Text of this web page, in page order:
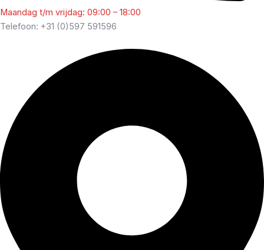
Maandag t/m vrijdag: 09:00 – 18:00
Telefoon: +31 (0)597 591596